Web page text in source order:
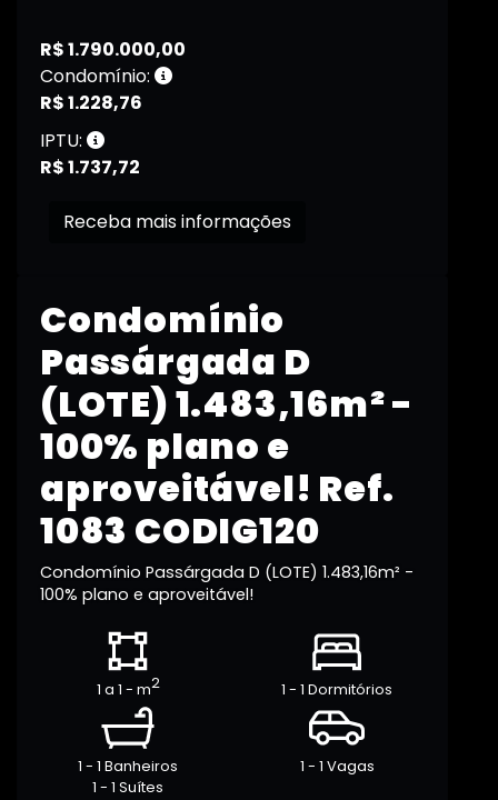
Condomínio
Passárgada D
(LOTE) 1.483,16m² -
100% plano e
aproveitável! Ref.
1083 CODIG120
Condomínio Passárgada D (LOTE) 1.483,16m² -
100% plano e aproveitável!
1 a 1 - m2 1 - 1 Dormitórios
1 - 1 Banheiros
1 - 1 Suítes
1 - 1 Vagas
R$ 1.790.000,00
Condomínio:
R$ 1.228,76
IPTU:
R$ 1.737,72
Receba mais informações